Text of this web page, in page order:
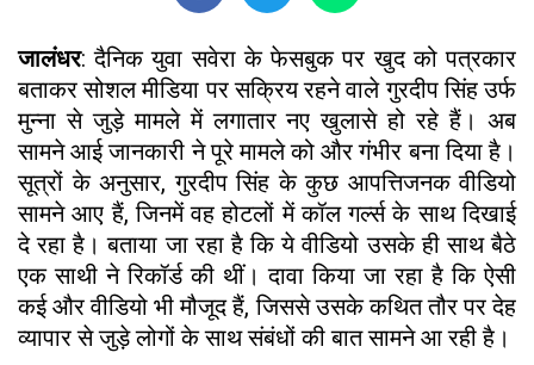
जालंधर: दैनिक युवा सवेरा के फेसबुक पर खुद को पत्रकार
बताकर सोशल मीडिया पर सक्रिय रहने वाले गुरदीप सिंह उर्फ
मुन्ना से जुड़े मामले में लगातार नए खुलासे हो रहे हैं। अब
सामने आई जानकारी ने पूरे मामले को और गंभीर बना दिया है।
सूत्रों के अनुसार, गुरदीप सिंह के कुछ आपत्तिजनक वीडियो
सामने आए हैं, जिनमें वह होटलों में कॉल गर्ल्स के साथ दिखाई
दे रहा है। बताया जा रहा है कि ये वीडियो उसके ही साथ बैठे
एक साथी ने रिकॉर्ड की थीं। दावा किया जा रहा है कि ऐसी
कई और वीडियो भी मौजूद हैं, जिससे उसके कथित तौर पर देह
व्यापार से जुड़े लोगों के साथ संबंधों की बात सामने आ रही है।